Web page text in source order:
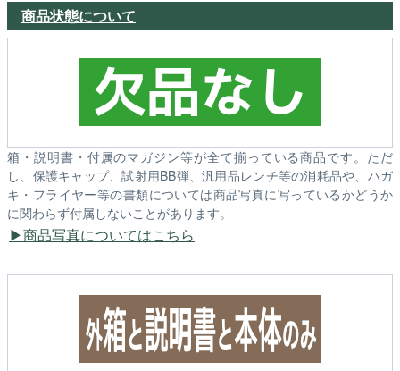
商品状態について
箱・説明書・付属のマガジン等が全て揃っている商品です。ただ
し、保護キャップ、試射用BB弾、汎用品レンチ等の消耗品や、ハガ
キ・フライヤー等の書類については商品写真に写っているかどうか
に関わらず付属しないことがあります。
商品写真についてはこちら